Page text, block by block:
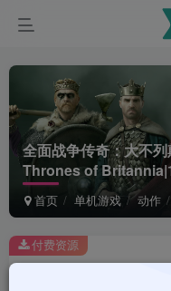
全面战争传奇：大不
Thrones of
首页 单机游戏 动作
付费资源